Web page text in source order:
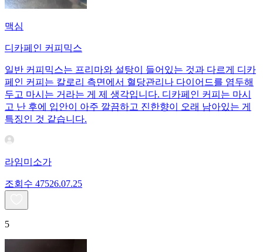
맥심
디카페인 커피믹스
일반 커피믹스는 프리마와 설탕이 들어있는 것과 다르게 디카
페인 커피는 칼로리 측면에서 혈당관리나 다이어드를 염두해
두고 마시는 거라는 게 제 생각입니다. 디카페인 커피는 마시
고 난 후에 입안이 아주 깔끔하고 진한향이 오래 남아있는 게
특징인 것 같습니다.
라임미소가
조회수 47526.07.25
5